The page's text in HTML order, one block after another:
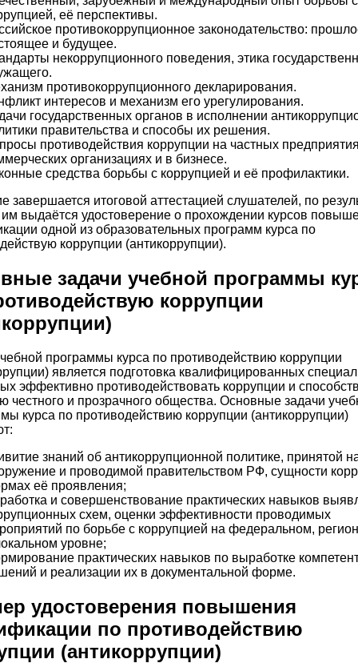
её перспективы.
противокоррупционное законодательство:
и будущее.
некоррупционного поведения, этика
противокоррупционного декларирования.
интересов и механизм его урегулирования.
государственных органов в исполнении
правительства и способы их решения.
противодействия коррупции на частных
организациях и в бизнесе.
средства борьбы с коррупцией и её профилактики.
завершается итоговой аттестацией слушателей, по
им выдаётся удостоверение о прохождении курсов
одной из образовательных программ курса по
коррупции (антикоррупции).
задачи учебной программы
коррупции
программы курса по противодействию коррупции
является подготовка квалифицированных
эффективно противодействовать коррупции и
честного и прозрачного общества. Основные задачи
курса по противодействию коррупции (антикоррупции)
знаний об антикоррупционной политике, принятой
и проводимой правительством РФ, сущности
её проявления;
и совершенствование практических навыков
схем, оценки эффективности проводимых
по борьбе с коррупцией на федеральном,
уровне;
практических навыков по выработке
и реализации их в документальной форме.
удостоверения повышения
по противодействию
(антикоррупции)